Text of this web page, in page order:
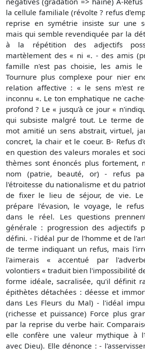
la cellule familiale (révolte ? refus
reprise en symétrie insiste sur une
mais qui semble revendiquée par la
à la répétition des adjectifs
martèlement des « ni «. - des amis
famille n'est pas choisie, les amis
Tournure plus complexe pour nier
relation affective : « le sens m'est
inconnu «. Le ton emphatique ne
profond ? Le « jusqu'à ce jour «
qui subsiste malgré tout. Le terme
mot amitié un sens abstrait, virtuel,
concret, la chair et le coeur. B- Refus
en question des valeurs morales et
thèmes sont énoncés plus fortement,
nom (patrie, beauté, or) - refus
l'étroitesse du nationalisme et du
de fixer le lieu de séjour, de vie.
prépare l'évasion, le voyage, le
dans le réel. Les questions
générale : progression des adjectifs
défini. - l'idéal pur de l'homme et de
de terme indiquant un refus, mais
l'aimerais « accentué par
volontiers « traduit bien l'impossibilité
forme idéale, sacralisée, qu'il définit
épithètes détachées : déesse et
dans Les Fleurs du Mal) - l'idéal
(richesse et puissance) Force plus
par la reprise du verbe haïr.
elle confère une valeur mythique à
avec Dieu). Elle dénonce : -